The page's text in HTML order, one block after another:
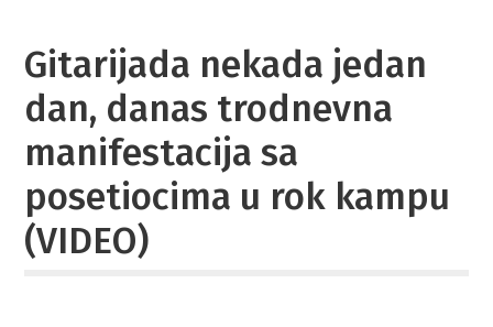
Gitarijada nekada jedan
dan, danas trodnevna
manifestacija sa
posetiocima u rok kampu
(VIDEO)